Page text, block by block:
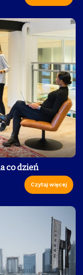
co dzień
Czytaj więcej